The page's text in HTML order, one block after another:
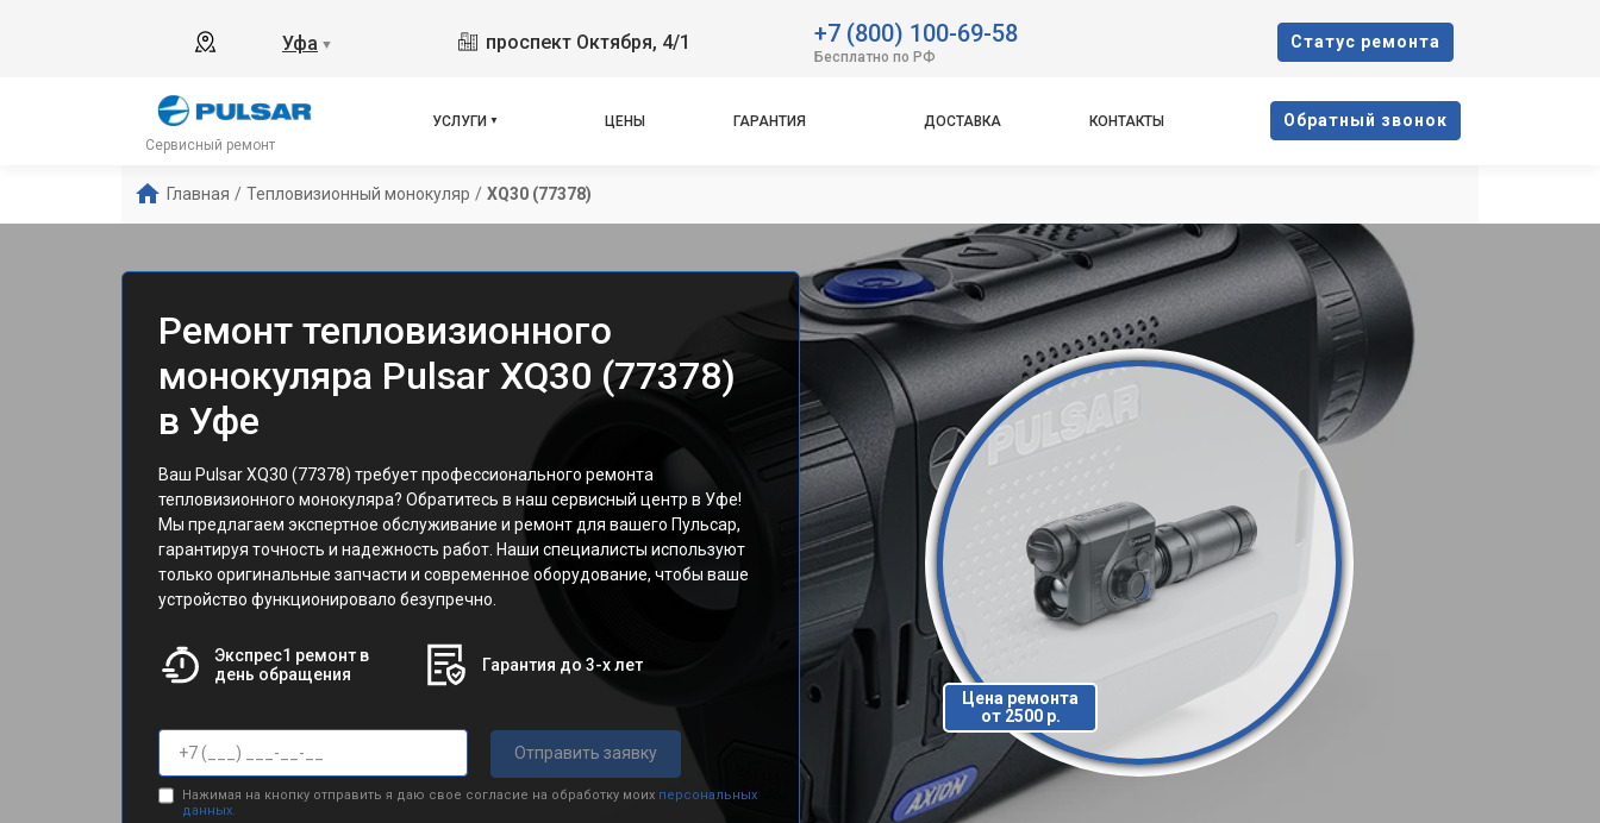
Уфа ▼ проспект Октября, 4/1 +7 (800) 100-69-58
Бесплатно по РФ
Cтатус ремонта
Сервисный ремонт
УСЛУГИ ЦЕНЫ ГАРАНТИЯ ДОСТАВКА КОНТАКТЫ Oбратный звонок
Главная / Тепловизионный монокуляр / XQ30 (77378)
Ремонт тепловизионного
монокуляра Pulsar XQ30 (77378)
в Уфе
Ваш Pulsar XQ30 (77378) требует профессионального ремонта
тепловизионного монокуляра? Обратитесь в наш сервисный центр в Уфе!
Мы предлагаем экспертное обслуживание и ремонт для вашего Пульсар,
гарантируя точность и надежность работ. Наши специалисты используют
только оригинальные запчасти и современное оборудование, чтобы ваше
устройство функционировало безупречно.
Экспрес1 ремонт в
день обращения
Гарантия до 3-х лет
Отправить заявку
Нажимая на кнопку отправить я даю свое согласие на обработку моих персональных
данных.
Цена ремонта
от 2500 р.